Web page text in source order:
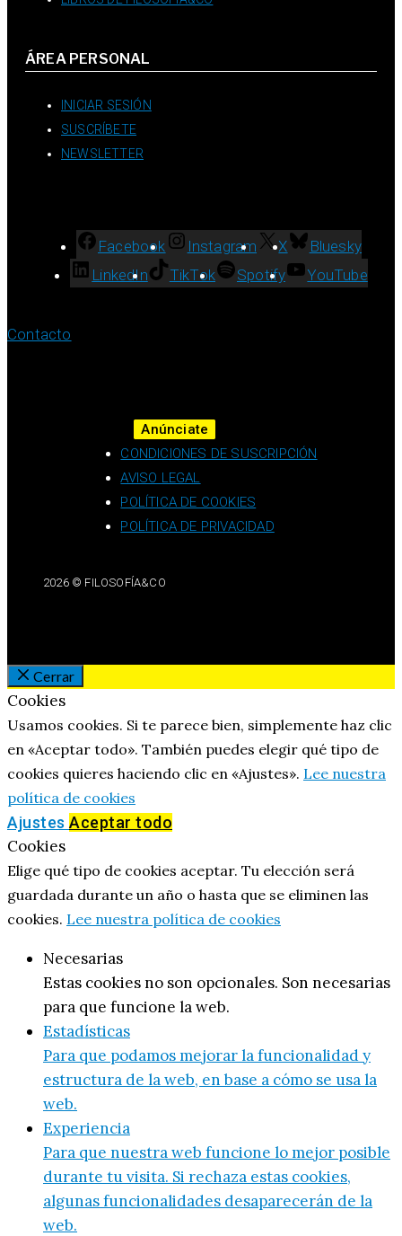
ÁREA PERSONAL
INICIAR SESIÓN
SUSCRÍBETE
NEWSLETTER
Facebook Instagram X
Bluesky
LinkedIn
TikTok Spotify YouTube
Contacto
Anúnciate
CONDICIONES DE SUSCRIPCIÓN
AVISO LEGAL
POLÍTICA DE COOKIES
POLÍTICA DE PRIVACIDAD
2026 © FILOSOFÍA&CO
Cerrar
Cookies
Usamos cookies. Si te parece bien, simplemente haz clic
en «Aceptar todo». También puedes elegir qué tipo de
cookies quieres haciendo clic en «Ajustes». Lee nuestra
política de cookies
Ajustes Aceptar todo
Cookies
Elige qué tipo de cookies aceptar. Tu elección será
guardada durante un año o hasta que se eliminen las
cookies. Lee nuestra política de cookies
Necesarias
Estas cookies no son opcionales. Son necesarias
para que funcione la web.
Estadísticas
Para que podamos mejorar la funcionalidad y
estructura de la web, en base a cómo se usa la
web.
Experiencia
Para que nuestra web funcione lo mejor posible
durante tu visita. Si rechaza estas cookies,
algunas funcionalidades desaparecerán de la
web.